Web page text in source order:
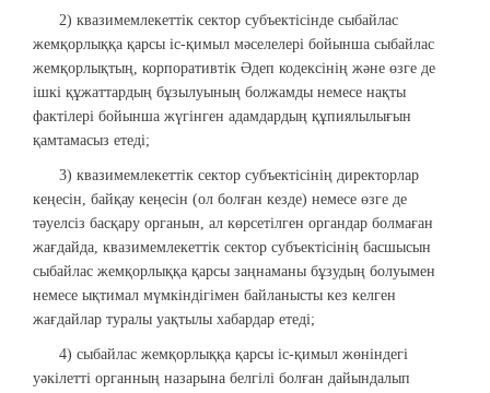
2) квазимемлекеттік сектор субъектісінде сыбайлас
жемқорлыққа қарсы іс-қимыл мәселелері бойынша сыбайлас
жемқорлықтың, корпоративтік Әдеп кодексінің және өзге де
ішкі құжаттардың бұзылуының болжамды немесе нақты
фактілері бойынша жүгінген адамдардың құпиялылығын
қамтамасыз етеді;
3) квазимемлекеттік сектор субъектісінің директорлар
кеңесін, байқау кеңесін (ол болған кезде) немесе өзге де
тәуелсіз басқару органын, ал көрсетілген органдар болмаған
жағдайда, квазимемлекеттік сектор субъектісінің басшысын
сыбайлас жемқорлыққа қарсы заңнаманы бұзудың болуымен
немесе ықтимал мүмкіндігімен байланысты кез келген
жағдайлар туралы уақтылы хабардар етеді;
4) сыбайлас жемқорлыққа қарсы іс-қимыл жөніндегі
уәкілетті органның назарына белгілі болған дайындалып